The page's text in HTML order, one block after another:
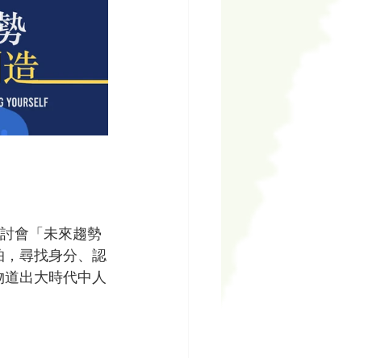
會「未來趨勢
尋找身分、認
出大時代中人